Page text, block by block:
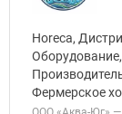
Horeca,
Фермерское